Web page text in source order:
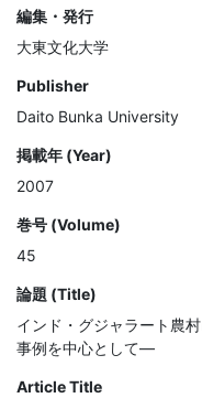
編集・発行
大東文化大学
Publisher
Daito Bunka University
掲載年 (Year)
2007
巻号 (Volume)
45
論題 (Title)
インド・グジャラート農
事例を中心として―
Article Title